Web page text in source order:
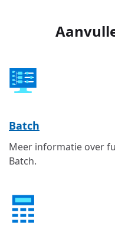
Batch
Meer informatie over
Batch.